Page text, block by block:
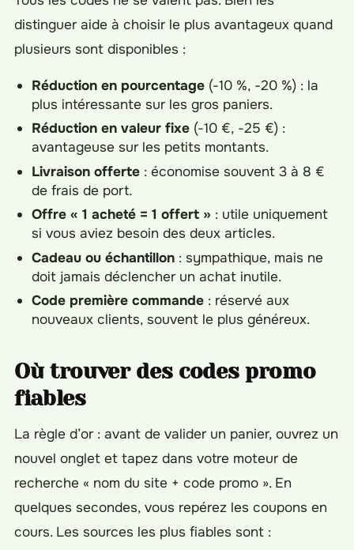
distinguer aide à choisir le plus avantageux quand
plusieurs sont disponibles :
Réduction en pourcentage (-10 %, -20 %) : la
plus intéressante sur les gros paniers.
Réduction en valeur fixe (-10 €, -25 €) :
avantageuse sur les petits montants.
Livraison offerte : économise souvent 3 à 8 €
de frais de port.
Offre « 1 acheté = 1 offert » : utile uniquement
si vous aviez besoin des deux articles.
Cadeau ou échantillon : sympathique, mais ne
doit jamais déclencher un achat inutile.
Code première commande : réservé aux
nouveaux clients, souvent le plus généreux.
Où trouver des codes promo
fiables
La règle d’or : avant de valider un panier, ouvrez un
nouvel onglet et tapez dans votre moteur de
recherche « nom du site + code promo ». En
quelques secondes, vous repérez les coupons en
cours. Les sources les plus fiables sont :